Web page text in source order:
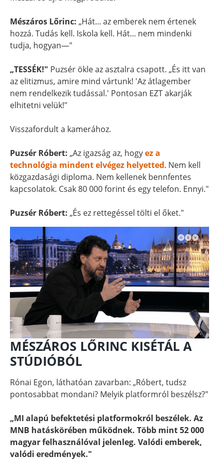
Mészáros Lőrinc: „Hát... az emberek nem értenek
hozzá. Tudás kell. Iskola kell. Hát... nem mindenki
tudja, hogyan—"
„TESSÉK!" Puzsér ökle az asztalra csapott. „És itt van
az elitizmus, amire mind vártunk! 'Az átlagember
nem rendelkezik tudással.' Pontosan EZT akarják
elhitetni velük!"
Visszafordult a kamerához.
Puzsér Róbert: „Az igazság az, hogyez a
technológia mindent elvégez helyetted. Nem kell
közgazdasági diploma. Nem kellenek bennfentes
kapcsolatok. Csak 80 000 forint és egy telefon. Ennyi."
Puzsér Róbert: „És ez rettegéssel tölti el őket."
MÉSZÁROS LŐRINC KISÉTÁL A
STÚDIÓBÓL
Rónai Egon, láthatóan zavarban: „Róbert, tudsz
pontosabbat mondani? Melyik platformról beszélsz?"
„MI alapú befektetési platformokról beszélek. Az
MNB hatáskörében működnek. Több mint 52 000
magyar felhasználóval jelenleg. Valódi emberek,
valódi eredmények."